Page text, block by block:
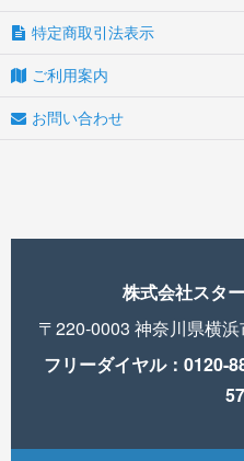
特定商取引法表示
ご利用案内
お問い合わせ
株式会社スタ
〒220-0003 神奈川県横
フリーダイヤル：